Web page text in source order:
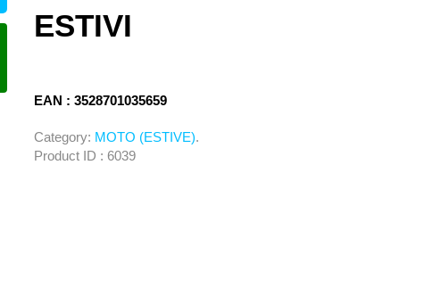
ESTIVI
EAN : 3528701035659
Category: MOTO (ESTIVE).
Product ID : 6039